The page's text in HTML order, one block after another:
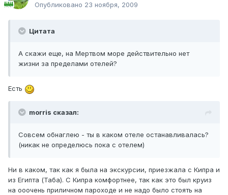
Опубликовано 23 ноября, 2009
Цитата
А скажи еще, на Мертвом море действительно нет
жизни за пределами отелей?
Есть
morris сказал:
Совсем обнаглею - ты в каком отеле останавливалась?
(никак не определюсь пока с отелем)
Ни в каком, так как я была на экскурсии, приезжала с Кипра и
из Египта (Таба). С Кипра комфортнее, так как это был круиз
на ооочень приличном пароходе и не надо было стоять на